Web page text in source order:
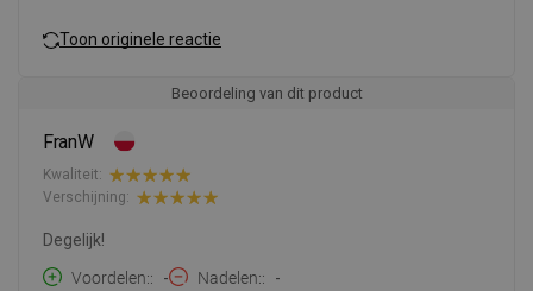
Toon originele reactie
Beoordeling van dit product
FranW
Kwaliteit:
Verschijning:
Degelijk!
Voordelen:
- Nadelen: -